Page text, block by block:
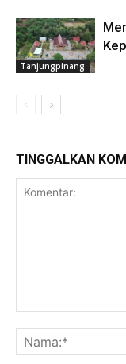
Tanjungpinang
TINGGALKAN